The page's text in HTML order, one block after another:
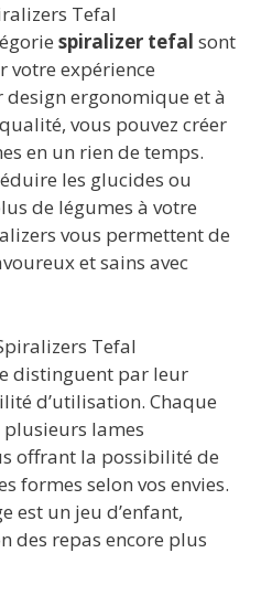
Tefal
spiralizer tefal sont
votre expérience
ergonomique et à
vous pouvez créer
en un rien de temps.
les glucides ou
de légumes à votre
vous permettent de
et sains avec
Tefal
distinguent par leur
d’utilisation. Chaque
lames
offrant la possibilité de
formes selon vos envies.
est un jeu d’enfant,
des repas encore plus